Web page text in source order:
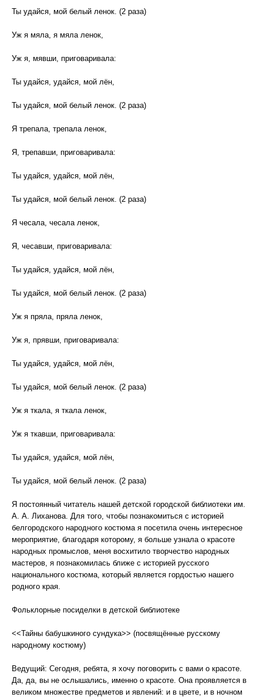
Ты удайся, мой белый ленок. (2 раза)
Уж я мяла, я мяла ленок,
Уж я, мявши, приговаривала:
Ты удайся, удайся, мой лён,
Ты удайся, мой белый ленок. (2 раза)
Я трепала, трепала ленок,
Я, трепавши, приговаривала:
Ты удайся, удайся, мой лён,
Ты удайся, мой белый ленок. (2 раза)
Я чесала, чесала ленок,
Я, чесавши, приговаривала:
Ты удайся, удайся, мой лён,
Ты удайся, мой белый ленок. (2 раза)
Уж я пряла, пряла ленок,
Уж я, прявши, приговаривала:
Ты удайся, удайся, мой лён,
Ты удайся, мой белый ленок. (2 раза)
Уж я ткала, я ткала ленок,
Уж я ткавши, приговаривала:
Ты удайся, удайся, мой лён,
Ты удайся, мой белый ленок. (2 раза)
Я постоянный читатель нашей детской городской библиотеки им.
А. А. Лиханова. Для того, чтобы познакомиться с историей
белгородского народного костюма я посетила очень интересное
мероприятие, благодаря которому, я больше узнала о красоте
народных промыслов, меня восхитило творчество народных
мастеров, я познакомилась ближе с историей русского
национального костюма, который является гордостью нашего
родного края.
Фольклорные посиделки в детской библиотеке
<<Тайны бабушкиного сундука>> (посвящённые русскому
народному костюму)
Ведущий: Сегодня, ребята, я хочу поговорить с вами о красоте.
Да, да, вы не ослышались, именно о красоте. Она проявляется в
великом множестве предметов и явлений: и в цвете, и в ночном